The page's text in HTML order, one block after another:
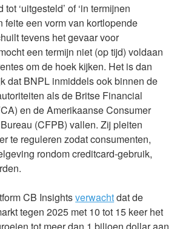
‘uitgesteld’ of ‘in termijnen
feite een vorm van kortlopende
tevens het gevaar voor
een termijn niet (op tijd) voldaan
om de hoek kijken. Het is dan
dat BNPL inmiddels ook binnen de
als de Britse Financial
en de Amerikaanse Consumer
(CFPB) vallen. Zij pleiten
te reguleren zodat consumenten,
rondom creditcard-gebruik,
CB Insightsverwachtdat de
tegen 2025 met 10 tot 15 keer het
tot meer dan 1 biljoen dollar aan